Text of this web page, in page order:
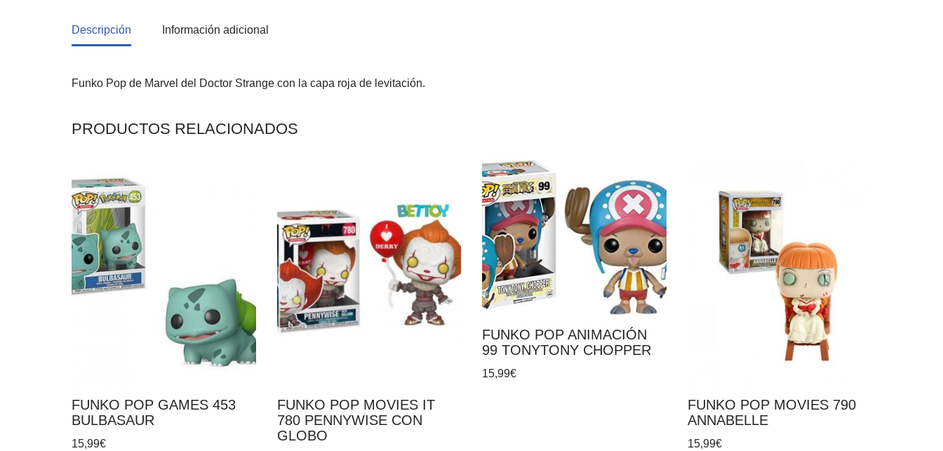
Descripción Información adicional
Funko Pop de Marvel del Doctor Strange con la capa roja de levitación.
PRODUCTOS RELACIONADOS
FUNKO POP GAMES 453
BULBASAUR
15,99€
FUNKO POP MOVIES IT
780 PENNYWISE CON
GLOBO
FUNKO POP ANIMACIÓN
99 TONYTONY CHOPPER
15,99€
FUNKO POP MOVIES 790
ANNABELLE
15,99€